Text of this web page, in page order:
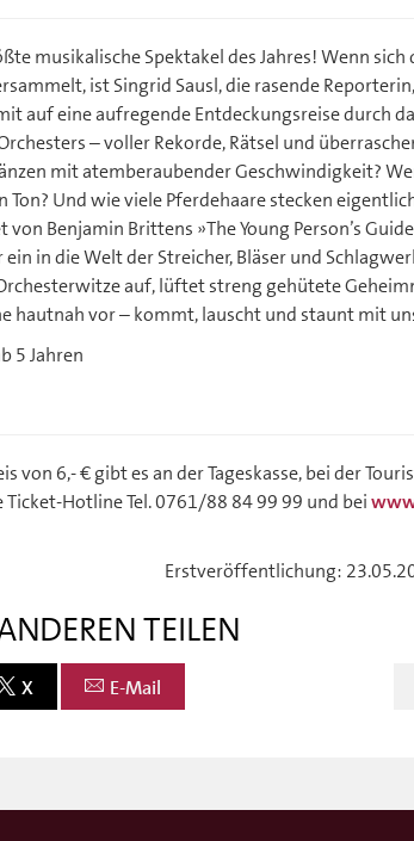
musikalische Spektakel des Jahres! Wenn sich
ist Singrid Sausl, die rasende
auf eine aufregende Entdeckungsreise durch
– voller Rekorde, Rätsel und
mit atemberaubender Geschwindigkeit?
Ton? Und wie viele Pferdehaare stecken
Benjamin Brittens »The Young Person’s
in die Welt der Streicher, Bläser und
auf, lüftet streng gehütete
hautnah vor – kommt, lauscht und staunt mit
5 Jahren
von 6,- € gibt es an der Tageskasse, bei der
Ticket-Hotline Tel. 0761/88 84 99 99 und bei
Erstveröffentlichung:
TEILEN
X E-Mail